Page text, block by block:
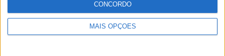
MAIS OPÇÕES
CONCORDO